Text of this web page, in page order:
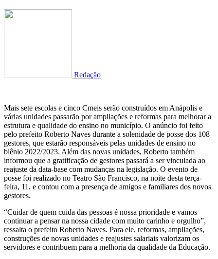
Redação
Mais sete escolas e cinco Cmeis serão construídos em Anápolis e
várias unidades passarão por ampliações e reformas para melhorar a
estrutura e qualidade do ensino no município. O anúncio foi feito
pelo prefeito Roberto Naves durante a solenidade de posse dos 108
gestores, que estarão responsáveis pelas unidades de ensino no
biênio 2022/2023. Além das novas unidades, Roberto também
informou que a gratificação de gestores passará a ser vinculada ao
reajuste da data-base com mudanças na legislação. O evento de
posse foi realizado no Teatro São Francisco, na noite desta terça-
feira, 11, e contou com a presença de amigos e familiares dos novos
gestores.
“Cuidar de quem cuida das pessoas é nossa prioridade e vamos
continuar a pensar na nossa cidade com muito carinho e orgulho”,
ressalta o prefeito Roberto Naves. Para ele, reformas, ampliações,
construções de novas unidades e reajustes salariais valorizam os
servidores e contribuem para a melhoria da qualidade da Educação.